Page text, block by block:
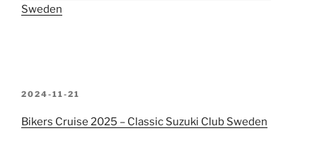
Sweden
PUBLICERAT
2024-11-21
Bikers Cruise 2025 – Classic Suzuki Club Sweden